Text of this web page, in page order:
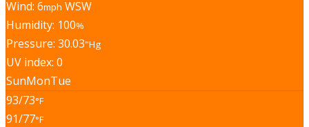
Wind: 6mph WSW
Humidity: 100%
Pressure: 30.03"Hg
UV index: 0
SunMonTue
93/73°F
91/77°F